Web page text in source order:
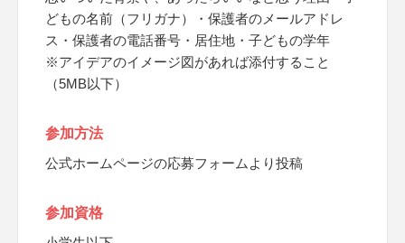
どもの名前（フリガナ）・保護者のメールアドレ
ス・保護者の電話番号・居住地・子どもの学年
※アイデアのイメージ図があれば添付すること
（5MB以下）
参加方法
公式ホームページの応募フォームより投稿
参加資格